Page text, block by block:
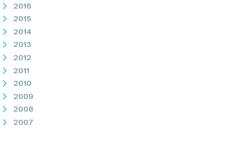
2016
2015
2014
2013
2012
2011
2010
2009
2008
2007